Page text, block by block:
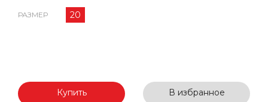
РАЗМЕР 20
Купить В избранное